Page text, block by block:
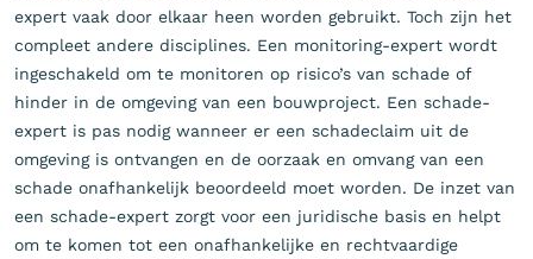
expert vaak door elkaar heen worden gebruikt. Toch zijn het
compleet andere disciplines. Een monitoring-expert wordt
ingeschakeld om te monitoren op risico’s van schade of
hinder in de omgeving van een bouwproject. Een schade-
expert is pas nodig wanneer er een schadeclaim uit de
omgeving is ontvangen en de oorzaak en omvang van een
schade onafhankelijk beoordeeld moet worden. De inzet van
een schade-expert zorgt voor een juridische basis en helpt
om te komen tot een onafhankelijke en rechtvaardige